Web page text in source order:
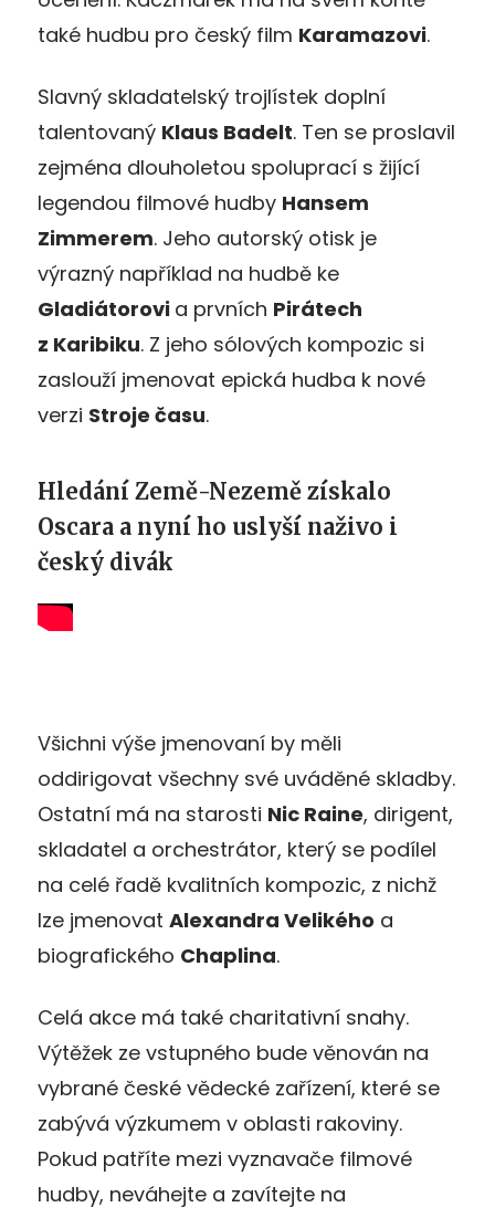
také hudbu pro český film Karamazovi.
Slavný skladatelský trojlístek doplní
talentovaný Klaus Badelt. Ten se proslavil
zejména dlouholetou spoluprací s žijící
legendou filmové hudby Hansem
Zimmerem. Jeho autorský otisk je
výrazný například na hudbě ke
Gladiátorovi a prvních Pirátech
z Karibiku. Z jeho sólových kompozic si
zaslouží jmenovat epická hudba k nové
verzi Stroje času.
Hledání Země-Nezemě získalo
Oscara a nyní ho uslyší naživo i
český divák
Všichni výše jmenovaní by měli
oddirigovat všechny své uváděné skladby.
Ostatní má na starosti Nic Raine, dirigent,
skladatel a orchestrátor, který se podílel
na celé řadě kvalitních kompozic, z nichž
lze jmenovat Alexandra Velikého a
biografického Chaplina.
Celá akce má také charitativní snahy.
Výtěžek ze vstupného bude věnován na
vybrané české vědecké zařízení, které se
zabývá výzkumem v oblasti rakoviny.
Pokud patříte mezi vyznavače filmové
hudby, neváhejte a zavítejte na